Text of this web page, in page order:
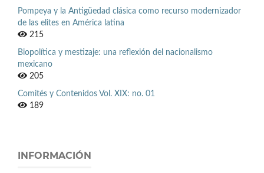
Pompeya y la Antigüedad clásica como recurso modernizador
de las elites en América latina
215
Biopolítica y mestizaje: una reflexión del nacionalismo
mexicano
205
Comités y Contenidos Vol. XIX: no. 01
189
INFORMACIÓN